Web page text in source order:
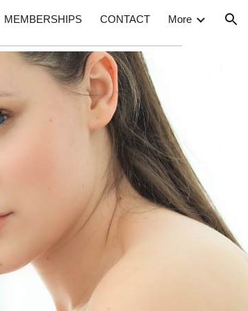
MEMBERSHIPS CONTACT More